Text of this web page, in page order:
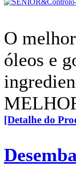
O
óleos e
[Detalhe do